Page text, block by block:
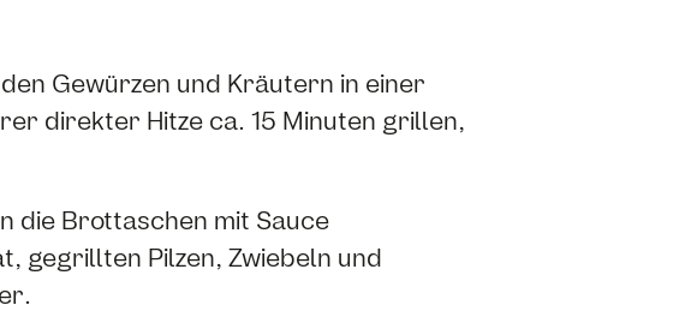
Gewürzen und Kräutern in einer
direkter Hitze ca. 15 Minuten grillen,
die Brottaschen mit Sauce
gegrillten Pilzen, Zwiebeln und